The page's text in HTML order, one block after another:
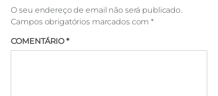
O seu endereço de email não será publicado.
Campos obrigatórios marcados com*
COMENTÁRIO*